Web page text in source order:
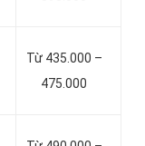
Từ 435.000 –
475.000